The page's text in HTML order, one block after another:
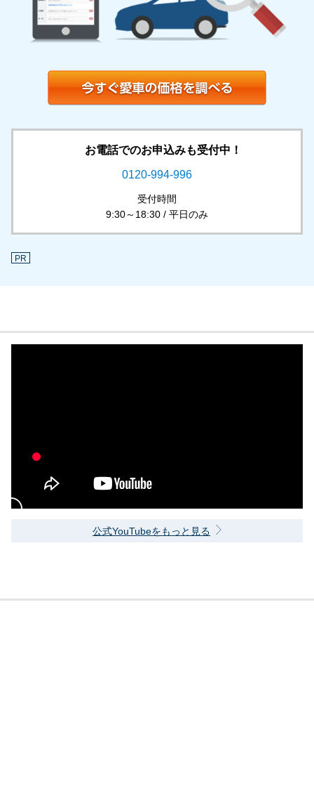
お電話でのお申込みも受付中！
0120-994-996
受付時間
9:30～18:30 / 平日のみ
PR
公式YouTubeをもっと見る